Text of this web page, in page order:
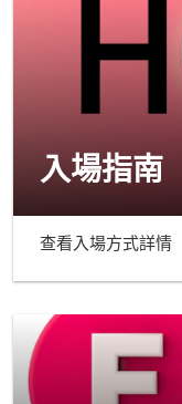
入場指南
查看入場方式詳情